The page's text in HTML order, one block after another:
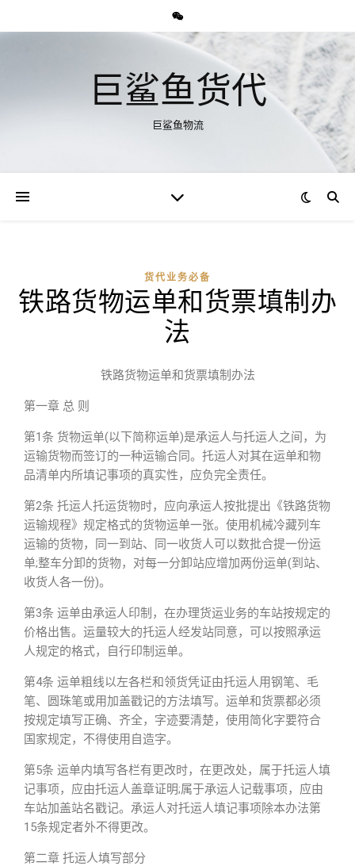
巨鲨鱼货代
巨鲨鱼物流
货代业务必备
铁路货物运单和货票填制办
法
铁路货物运单和货票填制办法
第一章 总 则
第1条 货物运单(以下简称运单)是承运人与托运人之间，为
运输货物而签订的一种运输合同。托运人对其在运单和物
品清单内所填记事项的真实性，应负完全责任。
第2条 托运人托运货物时，应向承运人按批提出《铁路货物
运输规程》规定格式的货物运单一张。使用机械冷藏列车
运输的货物，同一到站、同一收货人可以数批合提一份运
单;整车分卸的货物，对每一分卸站应增加两份运单(到站、
收货人各一份)。
第3条 运单由承运人印制，在办理货运业务的车站按规定的
价格出售。运量较大的托运人经发站同意，可以按照承运
人规定的格式，自行印制运单。
第4条 运单粗线以左各栏和领货凭证由托运人用钢笔、毛
笔、圆珠笔或用加盖戳记的方法填写。运单和货票都必须
按规定填写正确、齐全，字迹要清楚，使用简化字要符合
国家规定，不得使用自造字。
第5条 运单内填写各栏有更改时，在更改处，属于托运人填
记事项，应由托运人盖章证明;属于承运人记载事项，应由
车站加盖站名戳记。承运人对托运人填记事项除本办法第
15条规定者外不得更改。
第二章 托运人填写部分